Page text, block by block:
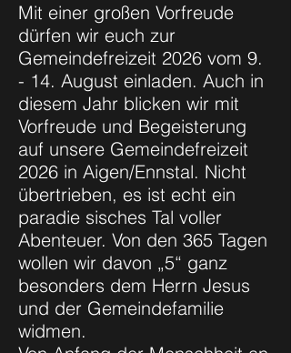
Mit einer großen Vorfreude
dürfen wir euch zur
Gemeindefreizeit 2026 vom 9.
- 14. August einladen. Auch in
diesem Jahr blicken wir mit
Vorfreude und Begeisterung
auf unsere Gemeindefreizeit
2026 in Aigen/Ennstal. Nicht
übertrieben, es ist echt ein
paradie sisches Tal voller
Abenteuer. Von den 365 Tagen
wollen wir davon „5“ ganz
besonders dem Herrn Jesus
und der Gemeindefamilie
widmen.